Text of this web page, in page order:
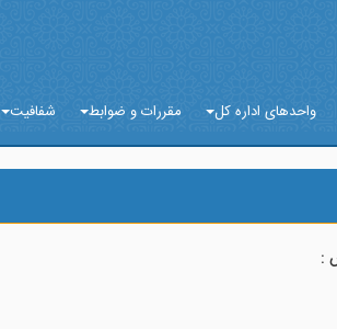
واحدهای اداره کل مقررات و ضوابط شفافیت
: